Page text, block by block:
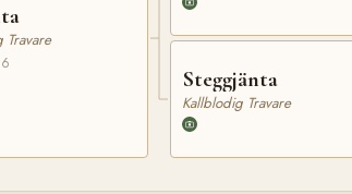
Travare
Steggjänta
Kallblodig Travare